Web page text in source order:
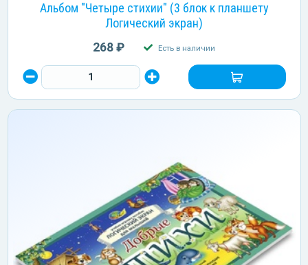
Альбом "Четыре стихии" (3 блок к планшету
Логический экран)
268 ₽ Есть в наличии